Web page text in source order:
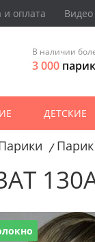
и оплата Видео
В наличии
3 000
ДЕТСКИЕ
/